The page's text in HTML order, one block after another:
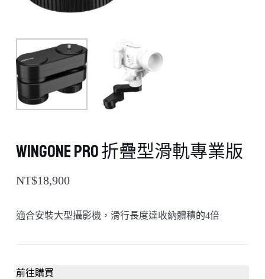
WingONE PRO 折疊型滑軌專業版
NT$18,900
適合安裝大型攝影機，滑行長度達收納體積的4倍
前往購買